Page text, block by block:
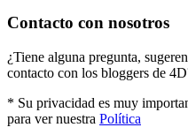
Contacto con nosotros
¿Tiene alguna pregunta,
contacto con los bloggers de
* Su privacidad es muy
para ver nuestra Política